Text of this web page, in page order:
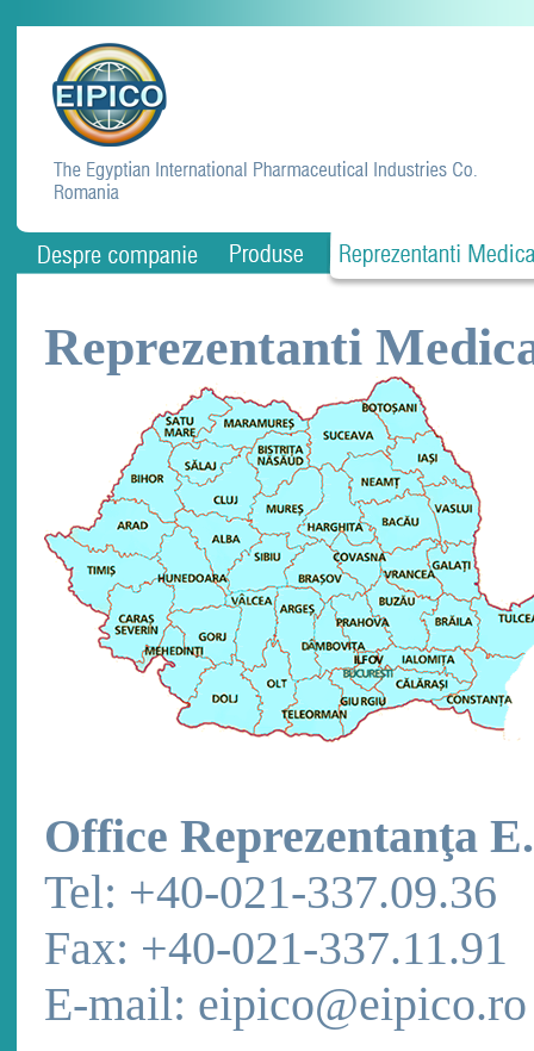
Reprezentanti
Office Reprezentanţa
Tel: +40-021-337.09.36
Fax: +40-021-337.11.91
E-mail: eipico@eipico.ro